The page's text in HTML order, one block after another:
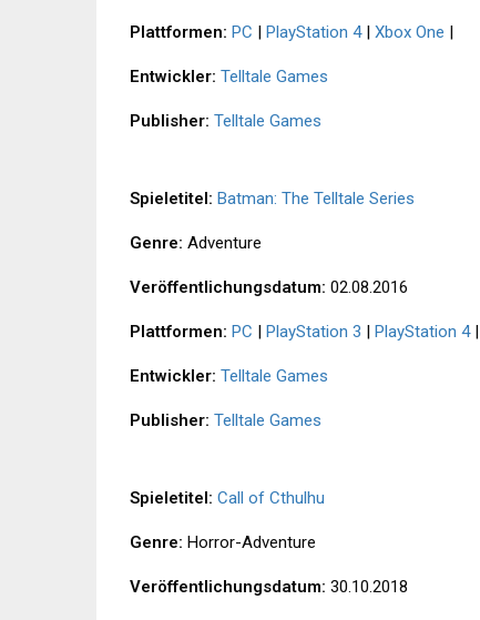
Plattformen: PC | PlayStation 4| Xbox One |
Entwickler: Telltale Games
Publisher: Telltale Games
Spieletitel: Batman: The Telltale Series
Genre: Adventure
Veröffentlichungsdatum: 02.08.2016
Plattformen: PC | PlayStation 3 | PlayStation 4|
Entwickler: Telltale Games
Publisher: Telltale Games
Spieletitel: Call of Cthulhu
Genre: Horror-Adventure
Veröffentlichungsdatum: 30.10.2018